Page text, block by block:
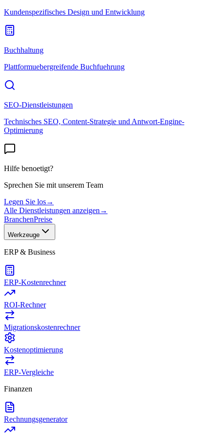
Kundenspezifisches Design und Entwicklung
Buchhaltung
Plattformuebergreifende Buchfuehrung
SEO-Dienstleistungen
Technisches SEO, Content-Strategie und Antwort-Engine-
Optimierung
Hilfe benoetigt?
Sprechen Sie mit unserem Team
Legen Sie los→
Alle Dienstleistungen anzeigen →
BranchenPreise
Werkzeuge
ERP & Business
ERP-Kostenrechner
ROI-Rechner
Migrationskostenrechner
Kostenoptimierung
ERP-Vergleiche
Finanzen
Rechnungsgenerator